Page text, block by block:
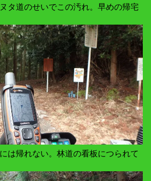
タ道のせいでこの汚れ。早めの帰宅
は帰れない。林道の看板につられて